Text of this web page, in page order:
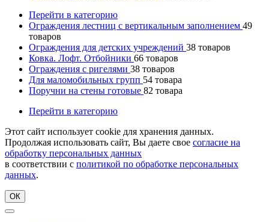
Перейти в категорию
Ограждения лестниц с вертикальным заполнением 49
товаров
Ограждения для детских учреждений 38 товаров
Ковка. Лофт. Отбойники 66 товаров
Ограждения с ригелями 38 товаров
Для маломобильных групп 54 товара
Поручни на стены готовые 82 товара
Перейти в категорию
Этот сайт использует cookie для хранения данных.
Продолжая использовать сайт, Вы даете свое согласие на
обработку персональных данных
в соответствии с политикой по обработке персональных
данных.
ОК